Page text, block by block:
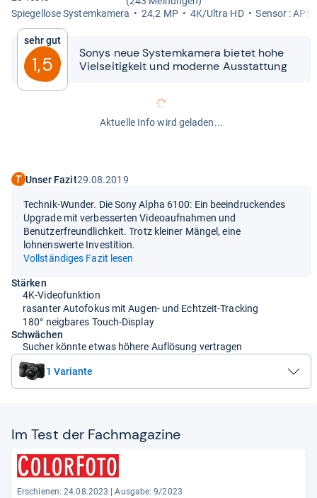
Spie­gel­lose Sys­tem­ka­mera
24,2 MP 4K/Ultra HD Sen­sor : APS-
Sehr gut
1,5
Sonys neue Sys­tem­ka­mera bie­tet hohe
Viel­sei­tig­keit und moderne Aus­stat­tung
Aktuelle Info wird geladen...
Unser Fazit29.08.2019
Technik-Wunder. Die Sony Alpha 6100: Ein beeindruckendes
Upgrade mit verbesserten Videoaufnahmen und
Benutzerfreundlichkeit. Trotz kleiner Mängel, eine
lohnenswerte Investition.
Vollständiges Fazit lesen
Stärken
4K-Videofunktion
rasanter Autofokus mit Augen- und Echtzeit-Tracking
180° neigbares Touch-Display
Schwächen
Sucher könnte etwas höhere Auflösung vertragen
1 Variante
Im Test der Fach­ma­ga­zine
Erschienen: 24.08.2023 | Ausgabe: 9/2023